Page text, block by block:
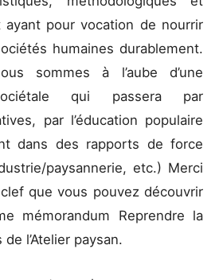
ayant pour vocation de nourrir
humaines durablement.
sommes à l’aube d’une
qui passera par
par l’éducation populaire
dans des rapports de force
paysannerie, etc.) Merci
que vous pouvez découvrir
mémorandum Reprendre la
l’Atelier paysan.